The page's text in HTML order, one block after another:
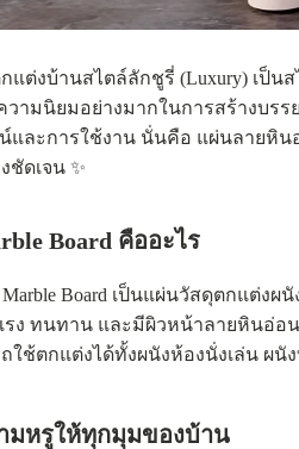
บ้านสไตล์ลักชูรี่ (Luxury) เป็นสไ
วามนิยมอย่างมากในการสร้างบร
และการใช้งาน นั่นคือ แผ่นลายหิ
ชัดเจน ✨
Board คืออะไร
Board เป็นแผ่นวัสดุตกแต่งผนัง
ง ทนทาน และมีผิวหน้าลายหินอ่อ
ใช้ตกแต่งได้ทั้งผนังห้องนั่งเล่น ผ
มหรูให้ทุกมุมของบ้าน